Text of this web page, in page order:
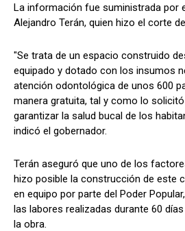
La información fue suministrada por
Alejandro Terán, quien hizo el corte
"Se trata de un espacio construido
equipado y dotado con los insumos
atención odontológica de unos 600
manera gratuita, tal y como lo
garantizar la salud bucal de los
indicó el gobernador.
Terán aseguró que uno de los
hizo posible la construcción de este
en equipo por parte del Poder
las labores realizadas durante 60
la obra.